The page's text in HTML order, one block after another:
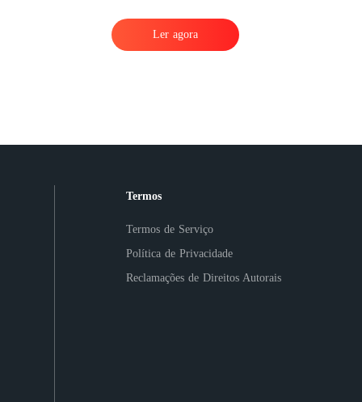
Ler agora
Termos
Termos de Serviço
Política de Privacidade
Reclamações de Direitos Autorais